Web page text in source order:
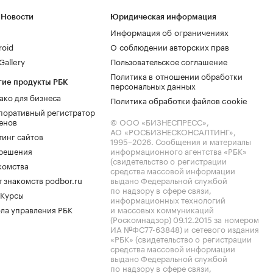
продукты РБК
для бизнеса
регистратор
сайтов
знакомств podbor.ru
управления РБК
Юридическая информация
Информация об ограничениях
О соблюдении авторских прав
Пользовательское соглашение
Политика в отношении обработки
персональных данных
Политика обработки файлов cookie
© ООО «БИЗНЕСПРЕСС»,
АО «РОСБИЗНЕСКОНСАЛТИНГ»,
1995–2026. Сообщения и материалы
информационного агентства «РБК»
(свидетельство о регистрации
средства массовой информации
выдано Федеральной службой
по надзору в сфере связи,
информационных технологий
и массовых коммуникаций
(Роскомнадзор) 09.12.2015 за номером
ИА №ФС77-63848) и сетевого издания
«РБК» (свидетельство о регистрации
средства массовой информации
выдано Федеральной службой
по надзору в сфере связи,